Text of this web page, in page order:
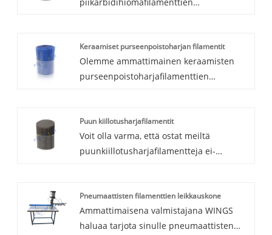
linjassa.
Keraamiset purseenpoistoharjan filamentit
Olemme ammattimainen keraamisten
purseenpoistoharjafilamenttien
palvelua tässä linjassa.
Puun kiillotusharjafilamentit
Voit olla varma, että ostat meiltä
puunkiillotusharjafilamentteja ei-
oikea-aikaisen toimituksen.
Pneumaattisten filamenttien leikkauskone
Ammattimaisena valmistajana WINGS
haluaa tarjota sinulle pneumaattisten